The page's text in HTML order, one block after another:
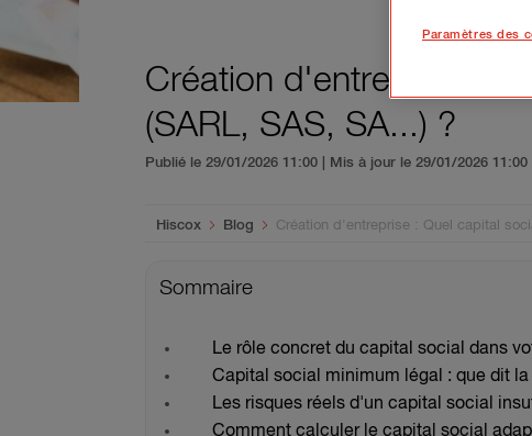
Création d'entreprise :
(SARL, SAS, SA...) ?
Publié le 29/01/2026 11:00 | Mis à jour le 29/01/2026 11:00
You are here:
Hiscox Blog Création d'entreprise : Quel capital
Sommaire
Le rôle concret du capital social dans
Capital social minimum légal : que dit
Les risques réels d'un capital social
Comment calculer le capital social
Paramètres des